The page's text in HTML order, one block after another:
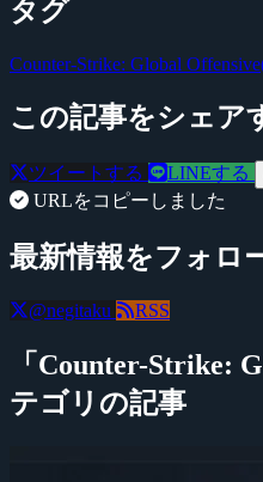
タグ
Counter-Strike: Global
この記事をシェア
ツイートする LINEする
URLをコピーしました
最新情報をフォロ
@negitaku RSS
「Counter-Strike:
テゴリの記事